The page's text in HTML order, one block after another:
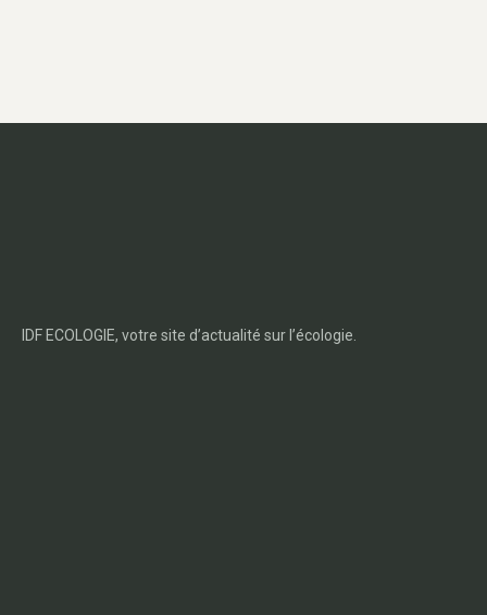
IDF ECOLOGIE, votre site d’actualité sur l’écologie.